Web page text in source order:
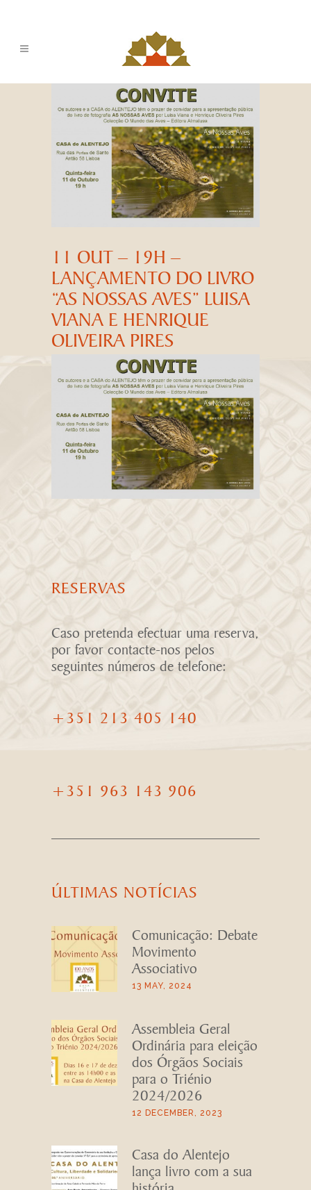
11 OUT – 19H –
LANÇAMENTO DO LIVRO
“AS NOSSAS AVES” LUISA
VIANA E HENRIQUE
OLIVEIRA PIRES
RESERVAS
Caso pretenda efectuar uma reserva,
por favor contacte-nos pelos
seguintes números de telefone:
+351 213 405 140
+351 963 143 906
ÚLTIMAS NOTÍCIAS
Comunicação: Debate
Movimento
Associativo
13 MAY, 2024
Assembleia Geral
Ordinária para eleição
dos Órgãos Sociais
para o Triénio
2024/2026
12 DECEMBER, 2023
Casa do Alentejo
lança livro com a sua
história